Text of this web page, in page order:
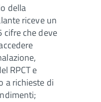
della
riceve un
cifre che deve
RPCT e
a richieste di